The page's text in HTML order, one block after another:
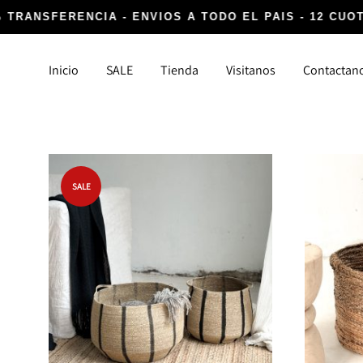
Inicio SALE Tienda
DECORACIÓN
Canastos y Fibras
Cocina, Lavanderia y Baño
Detalles infaltables
Iluminación
Vasijas y Floreros
Para la
Visitanos
SALE
- ENVIOS A TODO EL PAIS - 12